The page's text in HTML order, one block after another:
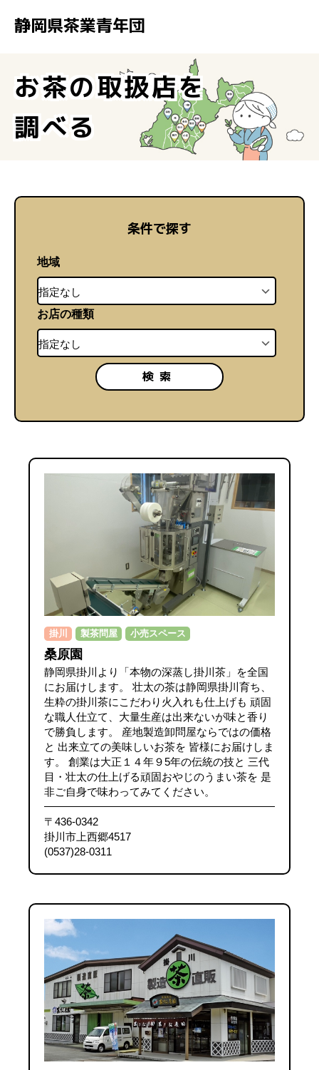
静岡県茶業青年団
静岡県茶業青年団とは
加盟企業検索
お知らせ
お茶の取扱店を
調べる
条件で探す
地域
お店の種類
検索
掛川 製茶問屋 小売スペース
桑原園
静岡県掛川より「本物の深蒸し掛川茶」を全国
にお届けします。 壮太の茶は静岡県掛川育ち、
生粋の掛川茶にこだわり火入れも仕上げも 頑固
な職人仕立て、大量生産は出来ないが味と香り
で勝負します。 産地製造卸問屋ならではの価格
と 出来立ての美味しいお茶を 皆様にお届けしま
す。 創業は大正１４年９5年の伝統の技と 三代
目・壮太の仕上げる頑固おやじのうまい茶を 是
非ご自身で味わってみてください。
〒436-0342
掛川市上西郷4517
(0537)28-0311